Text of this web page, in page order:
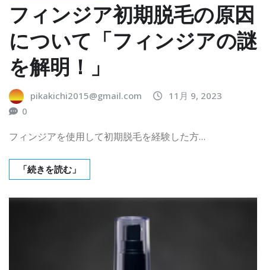
フィンジア初期脱毛の原因
について「フィンジアの謎
を解明！」
pikakichi2015@gmail.com
11月 9, 2023
0
フィンジアを使用して初期脱毛を経験した方…
「続きを読む」